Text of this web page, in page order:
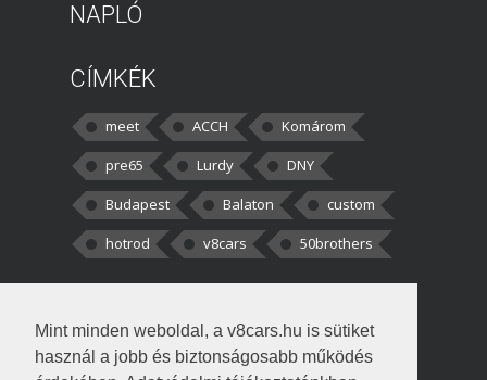
Mint minden weboldal, a v8cars.hu is sütiket
használ a jobb és biztonságosabb működés
NAPLÓ
CÍMKÉK
meet ACCH
Komárom
pre65
Lurdy
DNY
Budapest
Balaton
custom
hotrod
v8cars 50brothers
kortisz:Elszúrtam! Én csak két
darabbaal számoltam. Nem tudtam, hogy fél autót,